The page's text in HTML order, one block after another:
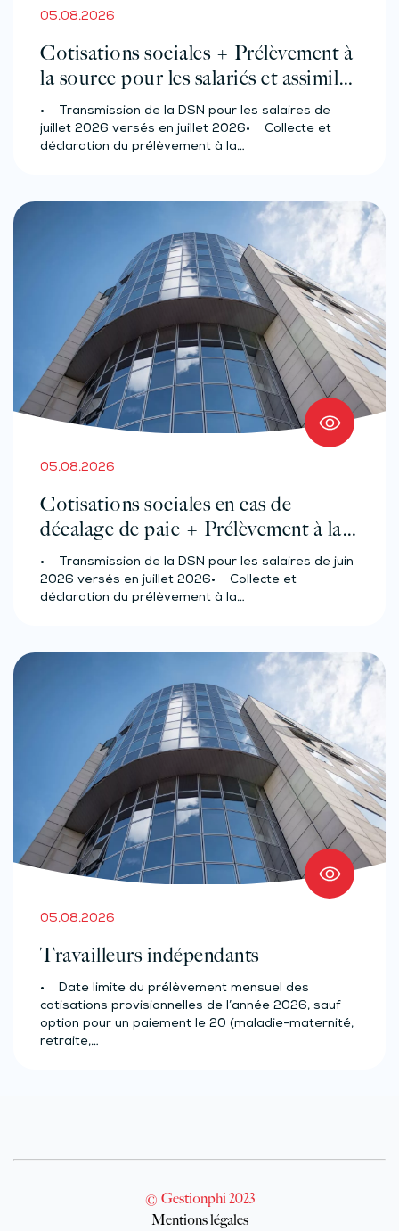
05.08.2026
Cotisations sociales + Prélèvement à
la source pour les salariés et assimilés
(effectif d’au moins 50 salariés)
• Transmission de la DSN pour les salaires de
juillet 2026 versés en juillet 2026• Collecte et
déclaration du prélèvement à la…
05.08.2026
Cotisations sociales en cas de
décalage de paie + Prélèvement à la
source des salariés et assimilés
(effectif d’au moins 50 salariés)
• Transmission de la DSN pour les salaires de juin
2026 versés en juillet 2026• Collecte et
déclaration du prélèvement à la…
05.08.2026
Travailleurs indépendants
• Date limite du prélèvement mensuel des
cotisations provisionnelles de l’année 2026, sauf
option pour un paiement le 20 (maladie-maternité,
retraite,…
© Gestionphi 2023
Mentions légales